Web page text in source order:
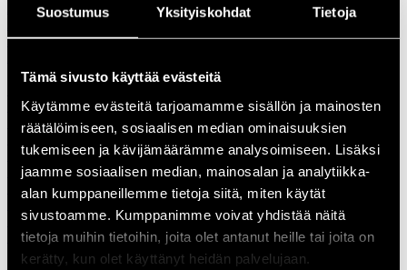
Suostumus Yksityiskohdat Tietoja
Tämä sivusto käyttää evästeitä
Käytämme evästeitä tarjoamamme sisällön ja mainosten
räätälöimiseen, sosiaalisen median ominaisuuksien
tukemiseen ja kävijämäärämme analysoimiseen. Lisäksi
jaamme sosiaalisen median, mainosalan ja analytiikka-
alan kumppaneillemme tietoja siitä, miten käytät
sivustoamme. Kumppanimme voivat yhdistää näitä
tietoja muihin tietoihin, joita olet antanut heille tai joita on
kerätty, kun olet käyttänyt heidän palvelujaan.
2001
1990-luku
1998
1997
1995
1994
1993
1991
1990
1980-luku